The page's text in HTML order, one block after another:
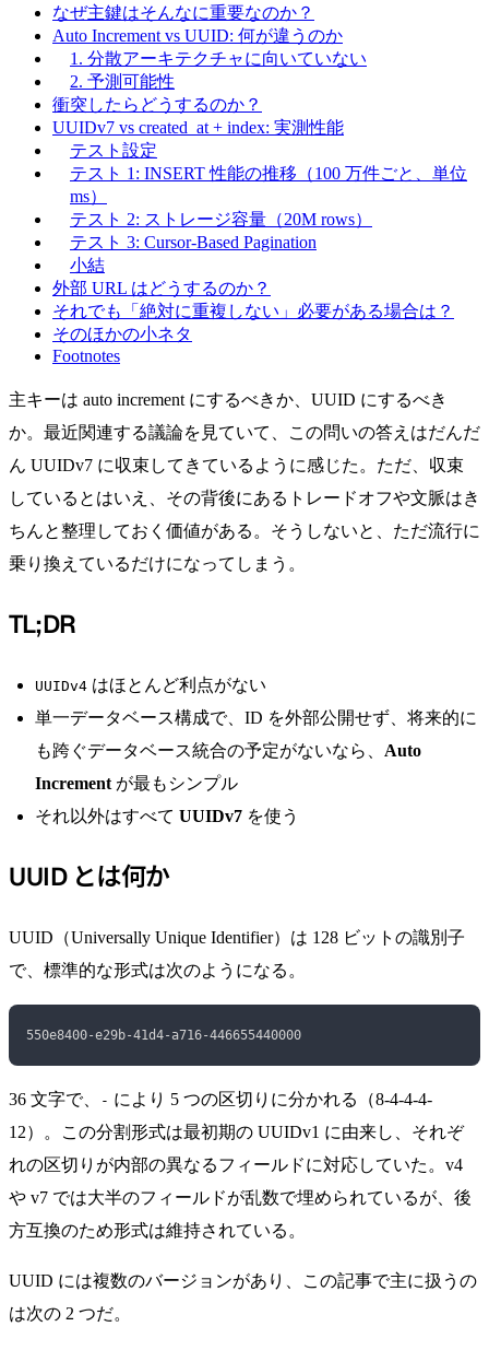
なぜ主鍵はそんなに重要なのか？
Auto Increment vs UUID: 何が違うのか
1. 分散アーキテクチャに向いていない
2. 予測可能性
衝突したらどうするのか？
UUIDv7 vs created_at + index: 実測性能
テスト設定
テスト 1: INSERT 性能の推移（100 万件ごと、単位
ms）
テスト 2: ストレージ容量（20M rows）
テスト 3: Cursor-Based Pagination
小結
外部 URL はどうするのか？
それでも「絶対に重複しない」必要がある場合は？
そのほかの小ネタ
Footnotes
主キーは auto increment にするべきか、UUID にするべき
か。最近関連する議論を見ていて、この問いの答えはだんだ
ん UUIDv7 に収束してきているように感じた。ただ、収束
しているとはいえ、その背後にあるトレードオフや文脈はき
ちんと整理しておく価値がある。そうしないと、ただ流行に
乗り換えているだけになってしまう。
TL;DR
UUIDv4 はほとんど利点がない
単一データベース構成で、ID を外部公開せず、将来的に
も跨ぐデータベース統合の予定がないなら、 Auto
Increment が最もシンプル
それ以外はすべて UUIDv7 を使う
UUID とは何か
UUID（Universally Unique Identifier）は 128 ビットの識別子
で、標準的な形式は次のようになる。
550e8400-e29b-41d4-a716-446655440000
36 文字で、 - により 5 つの区切りに分かれる（8-4-4-4-
12）。この分割形式は最初期の UUIDv1 に由来し、それぞ
れの区切りが内部の異なるフィールドに対応していた。v4
や v7 では大半のフィールドが乱数で埋められているが、後
方互換のため形式は維持されている。
UUID には複数のバージョンがあり、この記事で主に扱うの
は次の 2 つだ。